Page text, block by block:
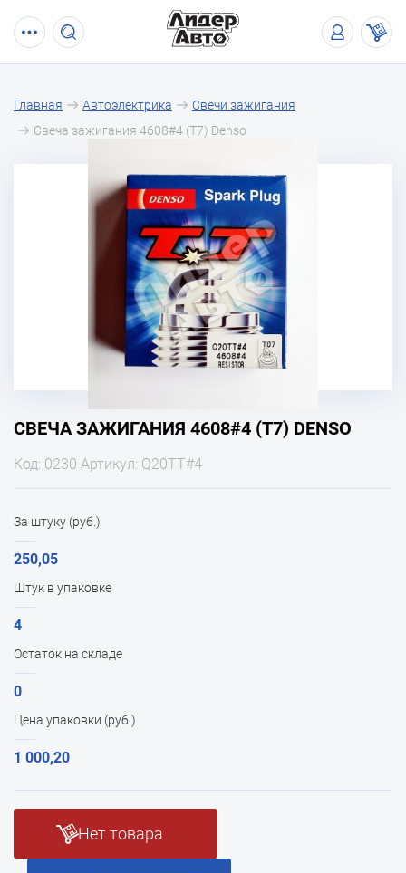
Главная Автоэлектрика
Свечи зажигания
Свеча зажигания 4608#4 (T7) Denso
СВЕЧА ЗАЖИГАНИЯ 4608#4 (T7) DENSO
Код: 0230 Артикул: Q20TT#4
За штуку (руб.)
250,05
Штук в упаковке
4
Остаток на складе
0
Цена упаковки (руб.)
1 000,20
Нет товара